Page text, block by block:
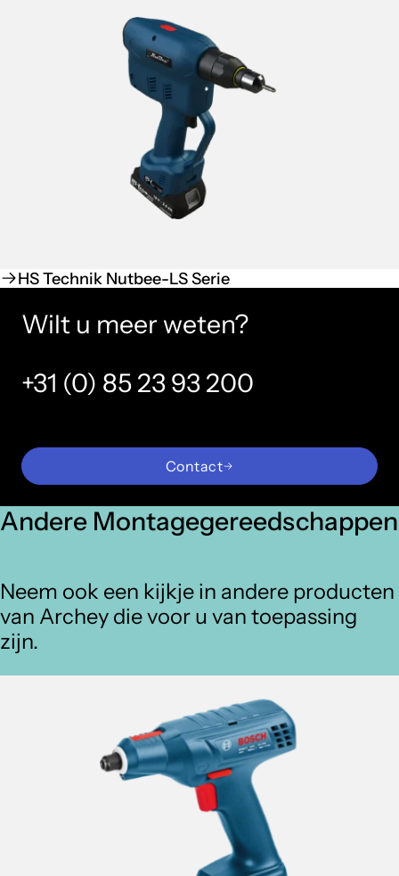
HS Technik Nutbee-LS Serie
Wilt u meer weten?
+31 (0) 85 23 93 200
Contact
Andere Montagegereedschappen
Neem ook een kijkje in andere producten
van Archey die voor u van toepassing
zijn.